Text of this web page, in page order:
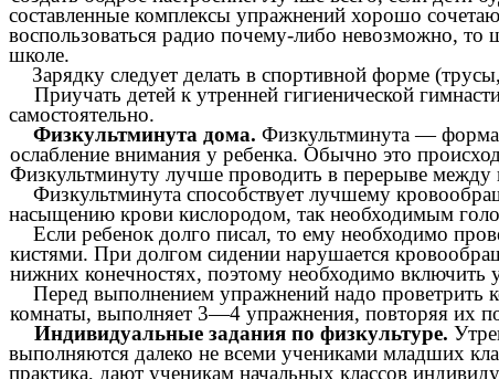
составленные комплексы упражнений хорошо
воспользоваться радио почему-либо невозможно,
школе.
Зарядку следует делать в спортивной форме
Приучать детей к утренней гигиенической
самостоятельно.
Физкультминута дома.Физкультминута — форма
ослабление внимания у ребенка. Обычно это
Физкультминуту лучше проводить в перерыве
Физкультминута способствует лучшему
насыщению крови кислородом, так необходимым
Если ребенок долго писал, то ему необходимо
кистями. При долгом сидении нарушается
нижних конечностях, поэтому необходимо включить
Перед выполнением упражнений надо проветрить
комнаты, выполняет 3—4 упражнения, повторяя их
Индивидуальные задания по физкультуре.
выполняются далеко не всеми учениками младших
практика, дают ученикам начальных классов